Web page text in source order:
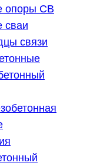
опоры СВ
сваи
связи